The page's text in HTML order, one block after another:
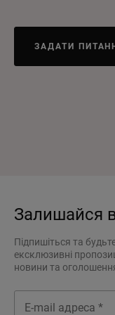
ЗАДАТИ
Залишайся в
Підпишіться та
ексклюзивні
новини та